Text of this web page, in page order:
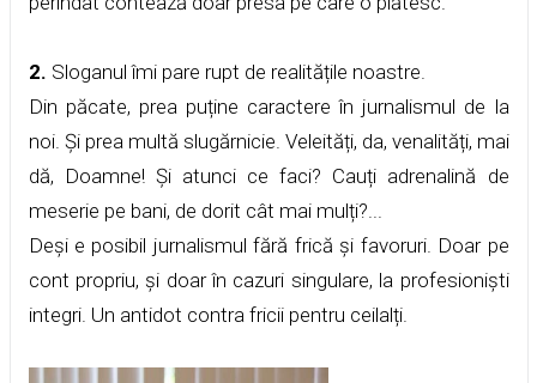
2. Sloganul îmi pare rupt de realitățile noastre.
Din păcate, prea puține caractere în jurnalismul de la
noi. Și prea multă slugărnicie. Veleități, da, venalități, mai
dă, Doamne! Și atunci ce faci? Cauți adrenalină de
meserie pe bani, de dorit cât mai mulți?...
Deși e posibil jurnalismul fără frică și favoruri. Doar pe
cont propriu, și doar în cazuri singulare, la profesioniști
integri. Un antidot contra fricii pentru ceilalți.